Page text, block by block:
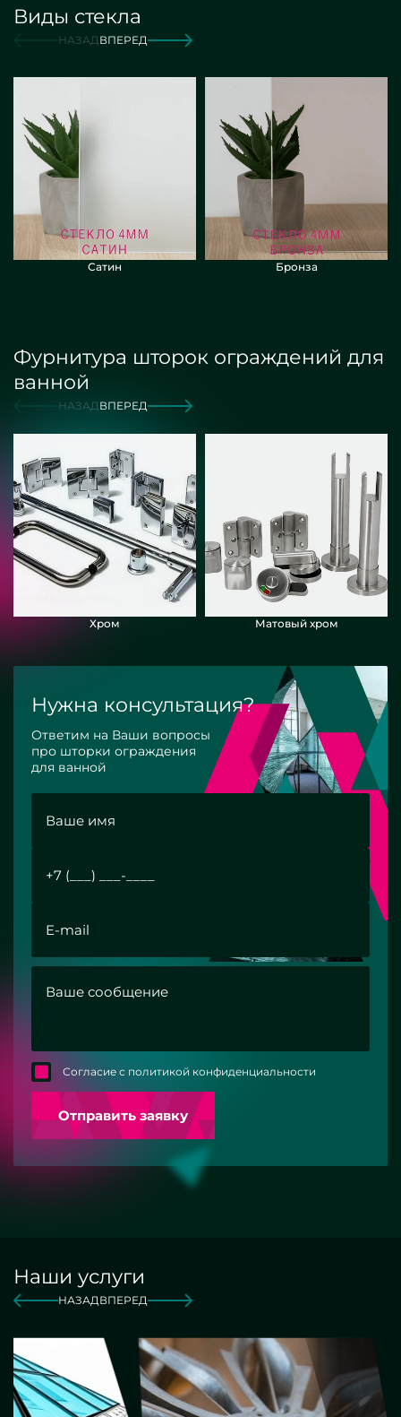
Виды стекла
НАЗАДВПЕРЕД
Сатин Бронза
Фурнитура шторок ограждений для
ванной
НАЗАДВПЕРЕД
Хром Матовый хром
Нужна консультация?
Ответим на Ваши вопросы
про шторки ограждения
для ванной
Согласие с политикой конфиденциальности
Отправить заявку
Наши услуги
НАЗАДВПЕРЕД